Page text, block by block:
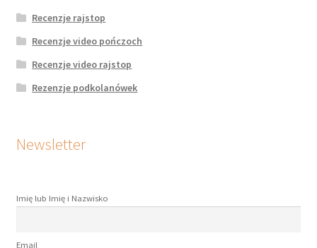
Recenzje rajstop
Recenzje video pończoch
Recenzje video rajstop
Rezenzje podkolanówek
Newsletter
Imię lub Imię i Nazwisko
Email